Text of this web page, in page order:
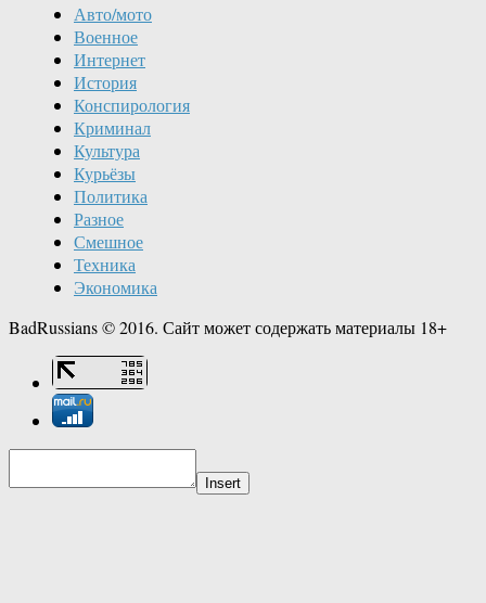
Авто/мото
Военное
Интернет
История
Конспирология
Криминал
Культура
Курьёзы
Политика
Разное
Смешное
Техника
Экономика
BadRussians © 2016. Сайт может содержать материалы 18+
Insert